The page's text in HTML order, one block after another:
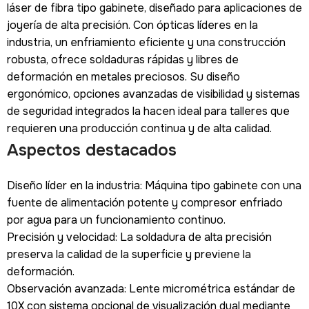
láser de fibra tipo gabinete, diseñado para aplicaciones de
joyería de alta precisión. Con ópticas líderes en la
industria, un enfriamiento eficiente y una construcción
robusta, ofrece soldaduras rápidas y libres de
deformación en metales preciosos. Su diseño
ergonómico, opciones avanzadas de visibilidad y sistemas
de seguridad integrados la hacen ideal para talleres que
requieren una producción continua y de alta calidad.
Aspectos destacados
Diseño líder en la industria: Máquina tipo gabinete con una
fuente de alimentación potente y compresor enfriado
por agua para un funcionamiento continuo.
Precisión y velocidad: La soldadura de alta precisión
preserva la calidad de la superficie y previene la
deformación.
Observación avanzada: Lente micrométrica estándar de